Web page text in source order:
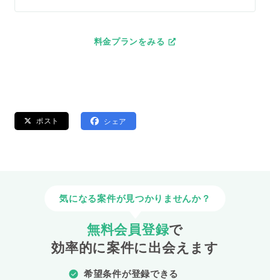
料金プランをみる
ポスト シェア
気になる案件が見つかりませんか？
無料会員登録で
効率的に案件に出会えます
希望条件が登録できる